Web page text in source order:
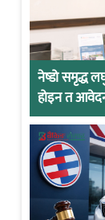
नेष्डो समृद्ध
होइन त